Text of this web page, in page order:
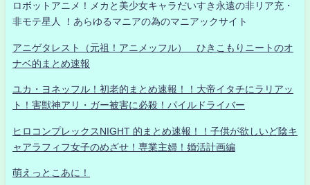
ロボットアニメ！メカと美少女キャラだいすき永遠の非リア充・
非モテ星人 ！あらゆるマニアの為のマニアックサイト
アニゲタレスト（元祖！アニメッフル） ひきこもりニートのオ
ナベ的まとめ速報
ユカ・ヨネッフル！初老的まとめ速報！！大帝イタチにラリアッ
ト！害獣神アリ・ガー被害に必殺！パイルドライバー
ヒロコンプレックスNIGHT 的まとめ速報！！子供が欲しいど陰キ
ャアラフィフ女子のめざせ！専業主婦！婚活計画編
萌えっとこあに！